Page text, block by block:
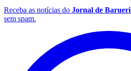
Receba as notícias do Jornal de Barueri
sem spam.